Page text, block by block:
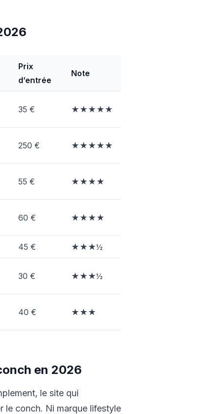
Prix
d’entrée
Note
35 € ★★★★★
250 € ★★★★★
55 € ★★★★
60 € ★★★★
45 € ★★★½
30 € ★★★½
40 € ★★★
en 2026
le site qui
le conch. Ni marque lifestyle